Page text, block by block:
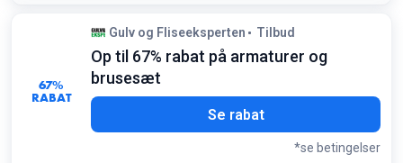
Tilbudsdetaljer:
Køb ind til vedligeholdelse af dine gulve nu
– rengøringsmidler fra mærker som Kährs findes ofte med
store rabatter
Betingelser:
Gælder kun for udvalgte pleje- og rengøringsprodukter på
67%
RABAT
Gulv og Fliseeksperten Tilbud
Op til 67% rabat på armaturer og
brusesæt
Se rabat
*se betingelser